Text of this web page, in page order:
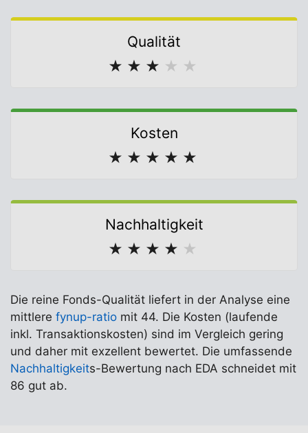
Qualität
★ ★ ★ ★ ★
Kosten
★ ★ ★ ★ ★
Nachhaltigkeit
★ ★ ★ ★ ★
Die reine Fonds-Qualität liefert in der Analyse eine
mittlere fynup-ratio mit 44. Die Kosten (laufende
inkl. Transaktionskosten) sind im Vergleich gering
und daher mit exzellent bewertet. Die umfassende
Nachhaltigkeits-Bewertung nach EDA schneidet mit
86 gut ab.